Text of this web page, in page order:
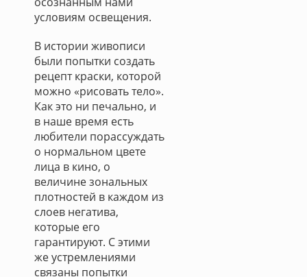
условиям освещения.
В истории живописи
были попытки создать
рецепт краски, которой
можно «рисовать тело».
Как это ни печально, и
в наше время есть
любители порассуждать
о нормальном цвете
лица в кино, о
величине зональных
плотностей в каждом из
слоев негатива,
которые его
гарантируют. С этими
же устремлениями
связаны попытки